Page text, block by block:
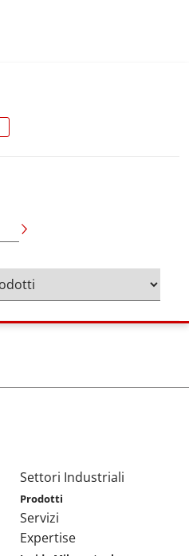
Main navigation
Settori Industriali
Prodotti
Servizi
Expertise